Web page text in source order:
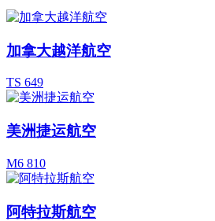
加拿大越洋航空
TS 649
美洲捷运航空
M6 810
阿特拉斯航空